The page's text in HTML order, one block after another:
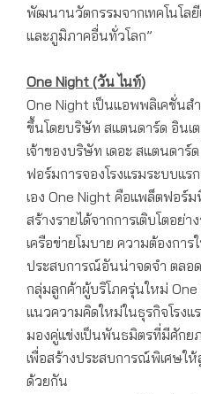
พัฒนานวัตกรรมจากเทคโนโลยี
และภูมิภาคอื่นทั่วโลก”
One Night (วัน ไนท์)
One Night เป็นแอพพลิเคชั่น
ขึ้นโดยบริษัท สแตนดาร์ด อินเ
เจ้าของบริษัท เดอะ สแตนดาร์
ฟอร์มการจองโรงแรมระบบแร
เอง One Night คือแพล็ตฟอร์
สร้างรายได้จากการเติบโตอย่า
เครือข่ายโมบาย ความต้องการ
ประสบการณ์อันน่าจดจำ ตลอ
กลุ่มลูกค้าผู้บริโภครุ่นใหม่ One
แนวความคิดใหม่ในธุรกิจโรงแ
มองคู่แข่งเป็นพันธมิตรที่มีศักย
เพื่อสร้างประสบการณ์พิเศษให้
ด้วยกัน